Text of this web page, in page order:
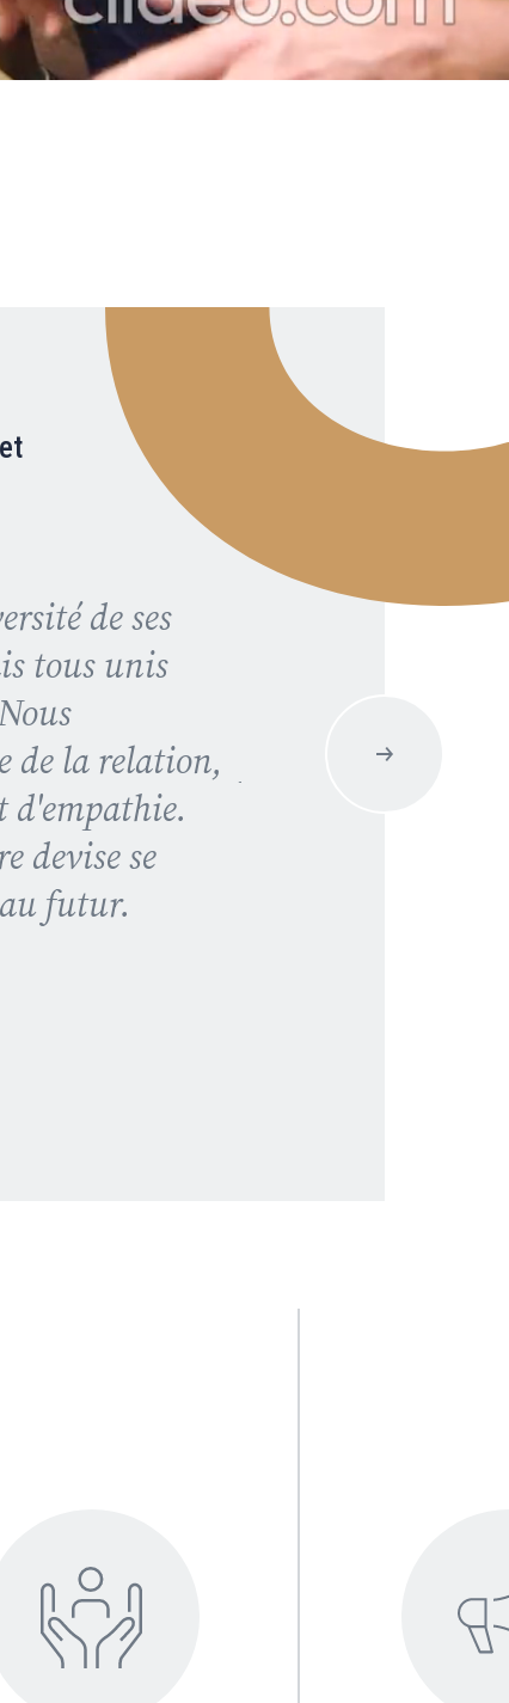
de ses
tous unis
de la relation,
d'empathie.
devise se
futur.
Offrant un
progresse sans
la notoriété de
de nouveaux
utilisant des
l’entreprise pour augmenter les
formant ses équipes à la relation